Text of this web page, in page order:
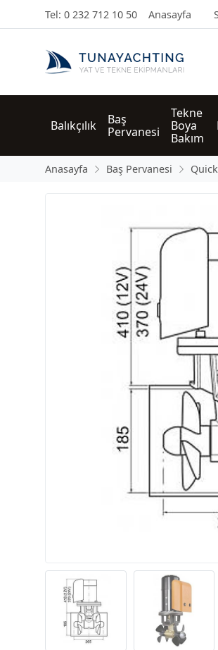
Tel: 0 232 712 10 50 Anasayfa
Balıkçılık
Baş
Pervanesi
Tekne
Boya
Bakım
Anasayfa Baş Pervanesi